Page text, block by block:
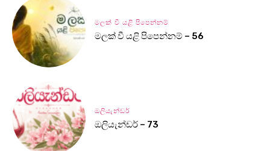
මලක් වී යළි පිපෙන්නම්
මලක් වී යළි පිපෙන්නම් – 56
ඔලියැන්ඩර්
ඔලියැන්ඩර් – 73